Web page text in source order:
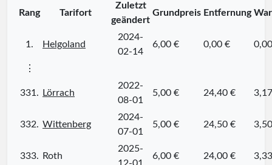
Rang Tarifort
Zuletzt
geändert
Grundpreis Entfernung
1. Helgoland
2024-
02-14
6,00 € 0,00 €
⋮
331. Lörrach
2022-
08-01
5,00 € 24,40 €
332. Wittenberg
2024-
07-01
5,00 € 24,50 €
333. Roth
2025-
6,00 € 24,00 €